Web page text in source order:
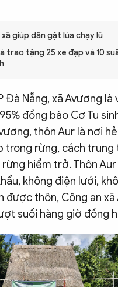
Podcast
Ảnh
Văn nghệ Công an
giúp dân gặt lúa chạy lũ
trao tặng 25 xe đạp và 10
Đà Nẵng, xã Avương là
đồng bào Cơ Tu
thôn Aur là nơi
trong rừng, cách trung
hiểm trở. Thôn
không điện lưới,
được thôn, Công an xã
suối hàng giờ đồng